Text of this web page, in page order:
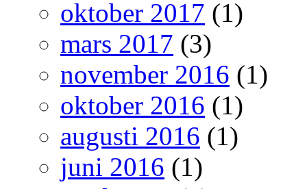
oktober 2017 (1)
mars 2017 (3)
november 2016 (1)
oktober 2016 (1)
augusti 2016 (1)
juni 2016 (1)